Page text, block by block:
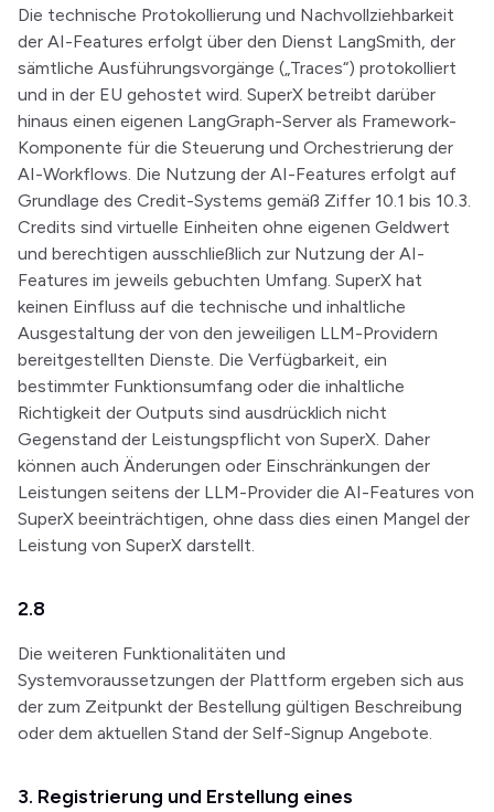
Die technische Protokollierung und Nachvollziehbarkeit
der AI-Features erfolgt über den Dienst LangSmith, der
sämtliche Ausführungsvorgänge („Traces“) protokolliert
und in der EU gehostet wird. SuperX betreibt darüber
hinaus einen eigenen LangGraph-Server als Framework-
Komponente für die Steuerung und Orchestrierung der
AI-Workflows. Die Nutzung der AI-Features erfolgt auf
Grundlage des Credit-Systems gemäß Ziffer 10.1 bis 10.3.
Credits sind virtuelle Einheiten ohne eigenen Geldwert
und berechtigen ausschließlich zur Nutzung der AI-
Features im jeweils gebuchten Umfang. SuperX hat
keinen Einfluss auf die technische und inhaltliche
Ausgestaltung der von den jeweiligen LLM-Providern
bereitgestellten Dienste. Die Verfügbarkeit, ein
bestimmter Funktionsumfang oder die inhaltliche
Richtigkeit der Outputs sind ausdrücklich nicht
Gegenstand der Leistungspflicht von SuperX. Daher
können auch Änderungen oder Einschränkungen der
Leistungen seitens der LLM-Provider die AI-Features von
SuperX beeinträchtigen, ohne dass dies einen Mangel der
Leistung von SuperX darstellt.
2.8
Die weiteren Funktionalitäten und
Systemvoraussetzungen der Plattform ergeben sich aus
der zum Zeitpunkt der Bestellung gültigen Beschreibung
oder dem aktuellen Stand der Self-Signup Angebote.
3. Registrierung und Erstellung eines